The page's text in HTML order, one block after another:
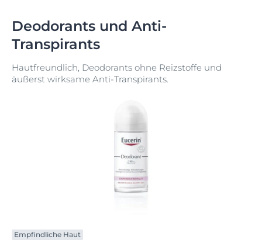
Deodorants und Anti-
Transpirants
Hautfreundlich, Deodorants ohne Reizstoffe und
äußerst wirksame Anti-Transpirants.
Empfindliche Haut